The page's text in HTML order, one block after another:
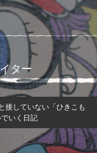
ター
接していない「ひきこも
いく日記